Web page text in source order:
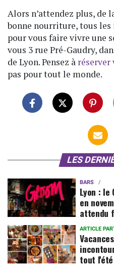
Alors n’attendez plus, de
bonne nourriture, tous
pour vous faire vivre une
vous 3 rue Pré-Gaudry,
de Lyon. Pensez à réserver
pas pour tout le monde.
LES
BARS
Lyon : le
en
attendu
ARTICLE
tout l'été